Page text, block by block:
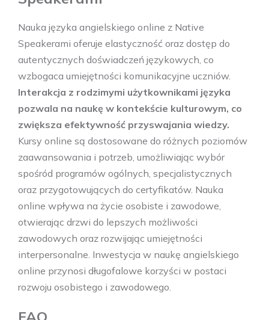
Nauka języka angielskiego online z Native
Speakerami oferuje elastyczność oraz dostęp do
autentycznych doświadczeń językowych, co
wzbogaca umiejętności komunikacyjne uczniów.
Interakcja z rodzimymi użytkownikami języka
pozwala na naukę w kontekście kulturowym, co
zwiększa efektywność przyswajania wiedzy.
Kursy online są dostosowane do różnych poziomów
zaawansowania i potrzeb, umożliwiając wybór
spośród programów ogólnych, specjalistycznych
oraz przygotowujących do certyfikatów. Nauka
online wpływa na życie osobiste i zawodowe,
otwierając drzwi do lepszych możliwości
zawodowych oraz rozwijając umiejętności
interpersonalne. Inwestycja w naukę angielskiego
online przynosi długofalowe korzyści w postaci
rozwoju osobistego i zawodowego.
FAQ